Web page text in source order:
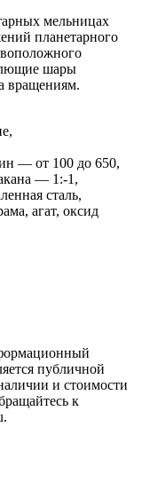
мельницах
планетарного
шары
вращениям.
— от 100 до 650,
— 1:-1,
сталь,
агат, оксид
публичной
и стоимости
к